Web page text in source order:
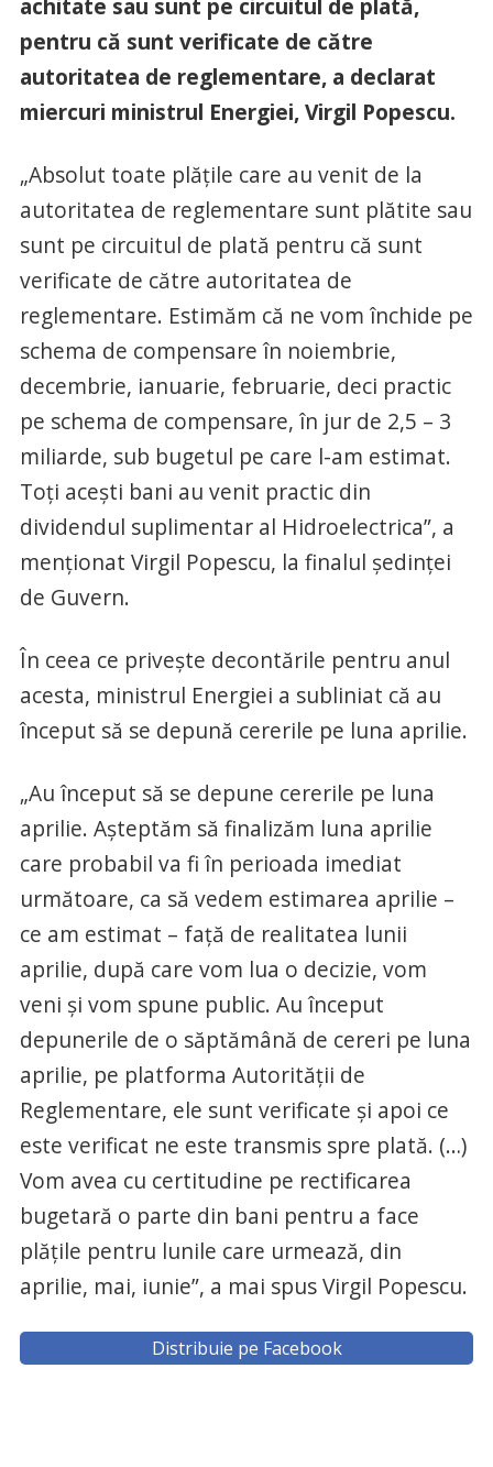
achitate sau sunt pe circuitul de plată,
pentru că sunt verificate de către
autoritatea de reglementare, a declarat
miercuri ministrul Energiei, Virgil Popescu.
„Absolut toate plăţile care au venit de la
autoritatea de reglementare sunt plătite sau
sunt pe circuitul de plată pentru că sunt
verificate de către autoritatea de
reglementare. Estimăm că ne vom închide pe
schema de compensare în noiembrie,
decembrie, ianuarie, februarie, deci practic
pe schema de compensare, în jur de 2,5 – 3
miliarde, sub bugetul pe care l-am estimat.
Toţi aceşti bani au venit practic din
dividendul suplimentar al Hidroelectrica”, a
menţionat Virgil Popescu, la finalul şedinţei
de Guvern.
În ceea ce priveşte decontările pentru anul
acesta, ministrul Energiei a subliniat că au
început să se depună cererile pe luna aprilie.
„Au început să se depune cererile pe luna
aprilie. Aşteptăm să finalizăm luna aprilie
care probabil va fi în perioada imediat
următoare, ca să vedem estimarea aprilie –
ce am estimat – faţă de realitatea lunii
aprilie, după care vom lua o decizie, vom
veni şi vom spune public. Au început
depunerile de o săptămână de cereri pe luna
aprilie, pe platforma Autorităţii de
Reglementare, ele sunt verificate şi apoi ce
este verificat ne este transmis spre plată. (…)
Vom avea cu certitudine pe rectificarea
bugetară o parte din bani pentru a face
plăţile pentru lunile care urmează, din
aprilie, mai, iunie”, a mai spus Virgil Popescu.
Distribuie pe Facebook